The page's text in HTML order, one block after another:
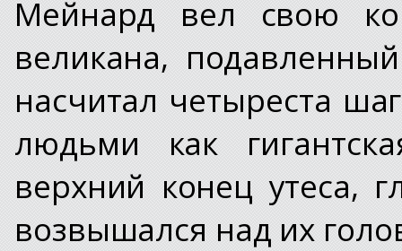
Мейнард вел свою
великана,
насчитал четыреста
людьми как
верхний конец утеса,
возвышался над их